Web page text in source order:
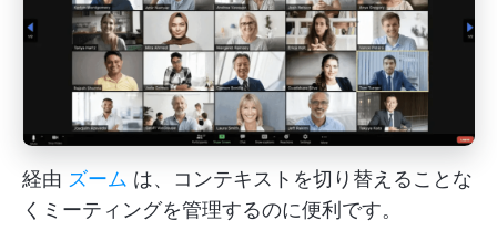
経由 ズーム は、コンテキストを切り替えることな
くミーティングを管理するのに便利です。